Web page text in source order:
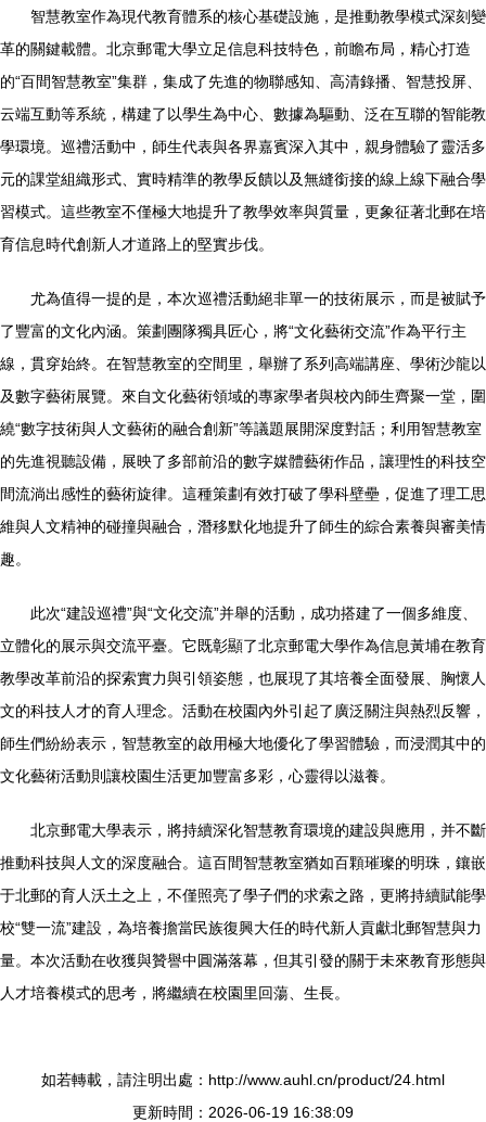
智慧教室作為現代教育體系的核心基礎設施，是推動教學模式深刻變
革的關鍵載體。北京郵電大學立足信息科技特色，前瞻布局，精心打造
的“百間智慧教室”集群，集成了先進的物聯感知、高清錄播、智慧投屏、
云端互動等系統，構建了以學生為中心、數據為驅動、泛在互聯的智能教
學環境。巡禮活動中，師生代表與各界嘉賓深入其中，親身體驗了靈活多
元的課堂組織形式、實時精準的教學反饋以及無縫銜接的線上線下融合學
習模式。這些教室不僅極大地提升了教學效率與質量，更象征著北郵在培
育信息時代創新人才道路上的堅實步伐。
尤為值得一提的是，本次巡禮活動絕非單一的技術展示，而是被賦予
了豐富的文化內涵。策劃團隊獨具匠心，將“文化藝術交流”作為平行主
線，貫穿始終。在智慧教室的空間里，舉辦了系列高端講座、學術沙龍以
及數字藝術展覽。來自文化藝術領域的專家學者與校內師生齊聚一堂，圍
繞“數字技術與人文藝術的融合創新”等議題展開深度對話；利用智慧教室
的先進視聽設備，展映了多部前沿的數字媒體藝術作品，讓理性的科技空
間流淌出感性的藝術旋律。這種策劃有效打破了學科壁壘，促進了理工思
維與人文精神的碰撞與融合，潛移默化地提升了師生的綜合素養與審美情
趣。
此次“建設巡禮”與“文化交流”并舉的活動，成功搭建了一個多維度、
立體化的展示與交流平臺。它既彰顯了北京郵電大學作為信息黃埔在教育
教學改革前沿的探索實力與引領姿態，也展現了其培養全面發展、胸懷人
文的科技人才的育人理念。活動在校園內外引起了廣泛關注與熱烈反響，
師生們紛紛表示，智慧教室的啟用極大地優化了學習體驗，而浸潤其中的
文化藝術活動則讓校園生活更加豐富多彩，心靈得以滋養。
北京郵電大學表示，將持續深化智慧教育環境的建設與應用，并不斷
推動科技與人文的深度融合。這百間智慧教室猶如百顆璀璨的明珠，鑲嵌
于北郵的育人沃土之上，不僅照亮了學子們的求索之路，更將持續賦能學
校“雙一流”建設，為培養擔當民族復興大任的時代新人貢獻北郵智慧與力
量。本次活動在收獲與贊譽中圓滿落幕，但其引發的關于未來教育形態與
人才培養模式的思考，將繼續在校園里回蕩、生長。
如若轉載，請注明出處：http://www.auhl.cn/product/24.html
更新時間：2026-06-19 16:38:09